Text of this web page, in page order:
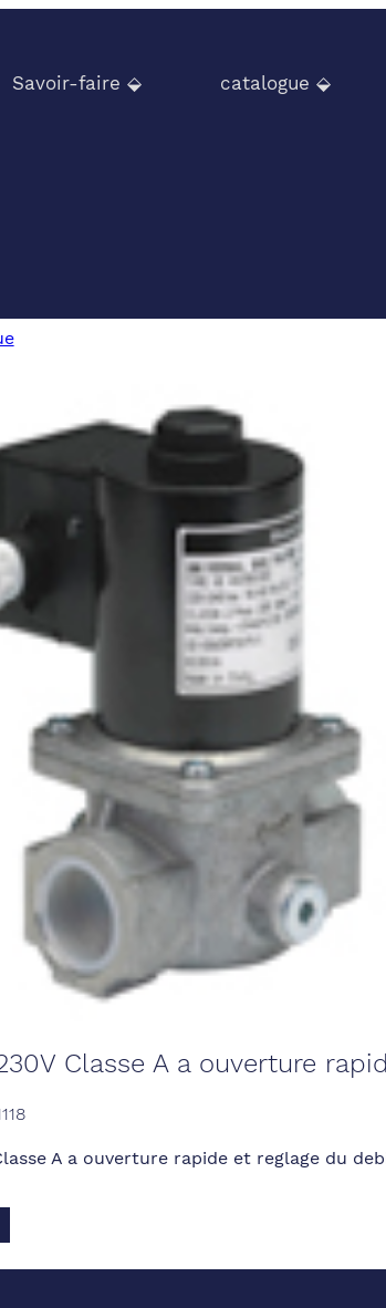
Savoir-faire ⬙ catalogue ⬙
Classe A a ouverture
A a ouverture rapide et reglage du